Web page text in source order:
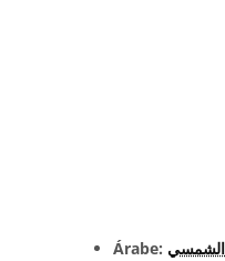
Árabe: الشمسي